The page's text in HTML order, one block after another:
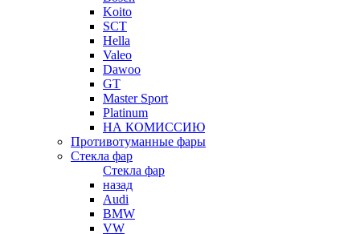
Koito
SCT
Hella
Valeo
Dawoo
GT
Master Sport
Platinum
НА КОМИССИЮ
Противотуманные фары
Стекла фар
Стекла фар
назад
Audi
BMW
VW